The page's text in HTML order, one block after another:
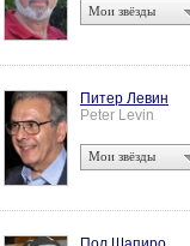
Мои звёзды
Питер Левин
Peter Levin
Мои звёзды